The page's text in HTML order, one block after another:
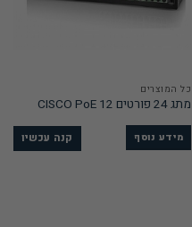
כל המוצרים
מתג 24 פורטים 12 CISCO PoE
מידע נוסף קנה עכשיו